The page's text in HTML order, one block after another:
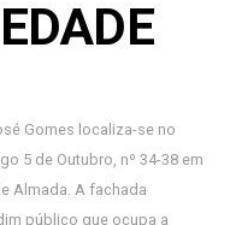
Gomes localiza-se no
5 de Outubro, nº 34-38 em
Almada. A fachada
público que ocupa a